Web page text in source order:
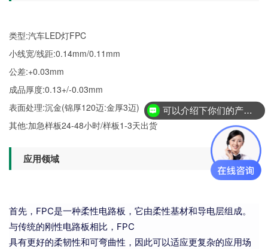
类型:汽车LED灯FPC
小线宽/线距:0.14mm/0.11mm
公差:+0.03mm
成品厚度:0.13+/-0.03mm
表面处理:沉金(锦厚120迈:金厚3迈)
其他:加急样板24-48小时/样板1-3天出货
应用领域
首先，FPC是一种柔性电路板，它由柔性基材和导电层组成。
与传统的刚性电路板相比，FPC
具有更好的柔韧性和可弯曲性，因此可以适应更复杂的应用场
可以介绍下你们的产品么？